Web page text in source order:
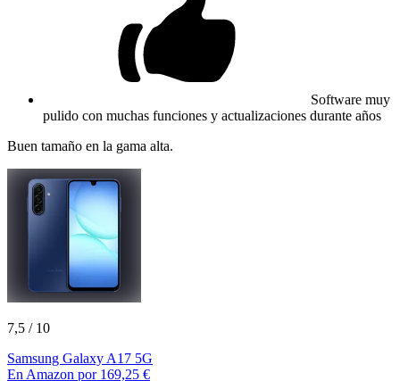
Software muy
pulido con muchas funciones y actualizaciones durante años
Buen tamaño en la gama alta.
7,5 / 10
Samsung Galaxy A17 5G
En Amazon por 169,25 €